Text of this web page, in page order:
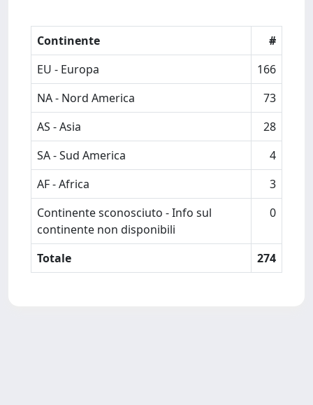
Continente
#
EU - Europa
166
NA - Nord America
73
AS - Asia
28
SA - Sud America
4
AF - Africa
3
Continente sconosciuto - Info sul
continente non disponibili
0
Totale 274